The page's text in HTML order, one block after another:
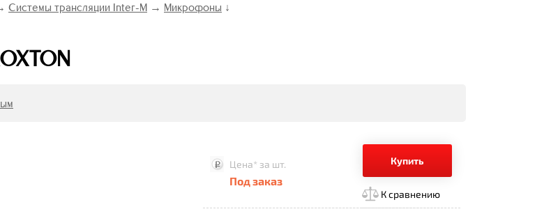
Системы трансляции Inter-M → Микрофоны ↓
Купить
Цена* за шт.
Под заказ
К сравнению